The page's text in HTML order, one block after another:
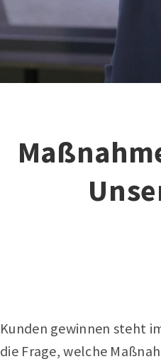
Kunden gewinnen steht
die Frage, welche